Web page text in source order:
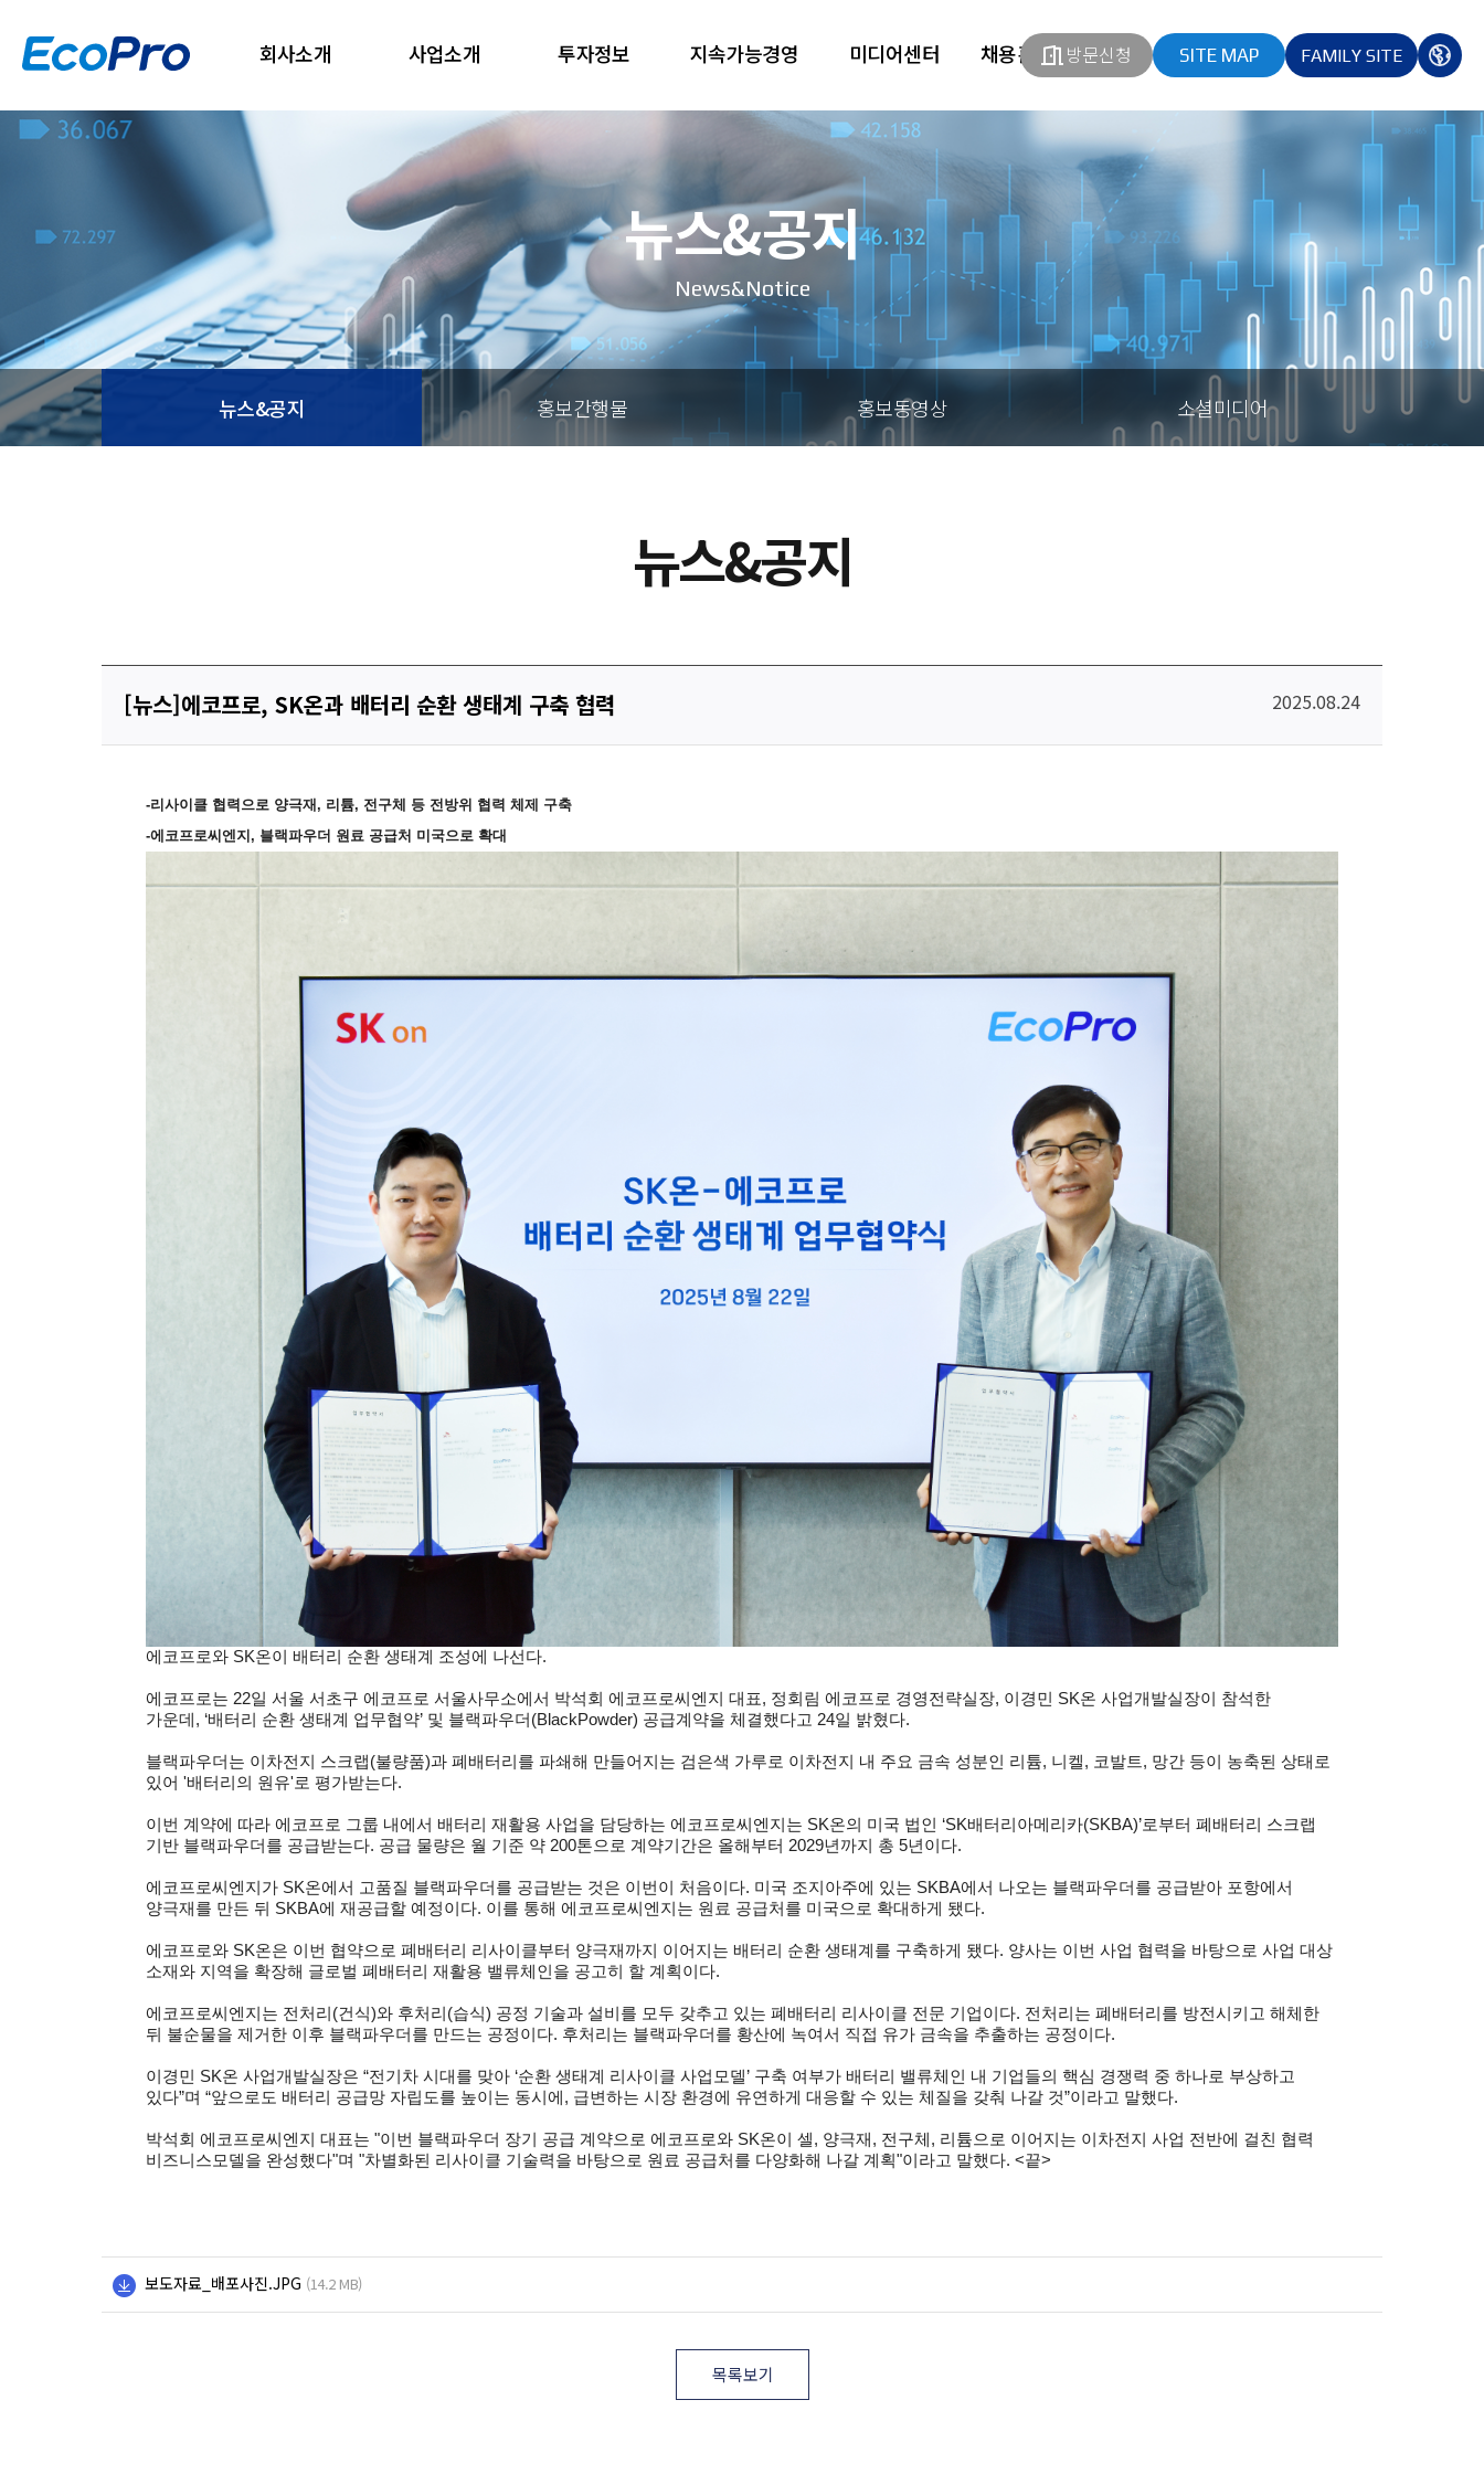
회사소개 사업소개 투자정보 지속가능경영 미디어센터 채용홈페이지방문신청 SITE MAP
열기 FAMILY SITE
열기
다국
뉴스&공지
News&Notice
뉴스&공지 홍보간행물 홍보동영상 소셜미디어
뉴스&공지
[뉴스]에코프로, SK온과 배터리 순환 생태계 구축 협력 2025.08.24
-리사이클 협력으로 양극재, 리튬, 전구체 등 전방위 협력 체제 구축
-에코프로씨엔지, 블랙파우더 원료 공급처 미국으로 확대
에코프로와 SK온이 배터리 순환 생태계 조성에 나선다.
에코프로는 22일 서울 서초구 에코프로 서울사무소에서 박석회 에코프로씨엔지 대표, 정회림 에코프로 경영전략실장, 이경민 SK온 사업개발실장이 참석한
가운데, ‘배터리 순환 생태계 업무협약’ 및 블랙파우더(BlackPowder) 공급계약을 체결했다고 24일 밝혔다.
블랙파우더는 이차전지 스크랩(불량품)과 폐배터리를 파쇄해 만들어지는 검은색 가루로 이차전지 내 주요 금속 성분인 리튬, 니켈, 코발트, 망간 등이 농축된 상태로
있어 '배터리의 원유'로 평가받는다.
이번 계약에 따라 에코프로 그룹 내에서 배터리 재활용 사업을 담당하는 에코프로씨엔지는 SK온의 미국 법인 ‘SK배터리아메리카(SKBA)’로부터 폐배터리 스크랩
기반 블랙파우더를 공급받는다. 공급 물량은 월 기준 약 200톤으로 계약기간은 올해부터 2029년까지 총 5년이다.
에코프로씨엔지가 SK온에서 고품질 블랙파우더를 공급받는 것은 이번이 처음이다. 미국 조지아주에 있는 SKBA에서 나오는 블랙파우더를 공급받아 포항에서
양극재를 만든 뒤 SKBA에 재공급할 예정이다. 이를 통해 에코프로씨엔지는 원료 공급처를 미국으로 확대하게 됐다.
에코프로와 SK온은 이번 협약으로 폐배터리 리사이클부터 양극재까지 이어지는 배터리 순환 생태계를 구축하게 됐다. 양사는 이번 사업 협력을 바탕으로 사업 대상
소재와 지역을 확장해 글로벌 폐배터리 재활용 밸류체인을 공고히 할 계획이다.
에코프로씨엔지는 전처리(건식)와 후처리(습식) 공정 기술과 설비를 모두 갖추고 있는 폐배터리 리사이클 전문 기업이다. 전처리는 폐배터리를 방전시키고 해체한
뒤 불순물을 제거한 이후 블랙파우더를 만드는 공정이다. 후처리는 블랙파우더를 황산에 녹여서 직접 유가 금속을 추출하는 공정이다.
이경민 SK온 사업개발실장은 “전기차 시대를 맞아 ‘순환 생태계 리사이클 사업모델’ 구축 여부가 배터리 밸류체인 내 기업들의 핵심 경쟁력 중 하나로 부상하고
있다”며 “앞으로도 배터리 공급망 자립도를 높이는 동시에, 급변하는 시장 환경에 유연하게 대응할 수 있는 체질을 갖춰 나갈 것”이라고 말했다.
박석회 에코프로씨엔지 대표는 "이번 블랙파우더 장기 공급 계약으로 에코프로와 SK온이 셀, 양극재, 전구체, 리튬으로 이어지는 이차전지 사업 전반에 걸친 협력
비즈니스모델을 완성했다"며 "차별화된 리사이클 기술력을 바탕으로 원료 공급처를 다양화해 나갈 계획"이라고 말했다. <끝>
보도자료_배포사진.JPG (14.2 MB)
목록보기